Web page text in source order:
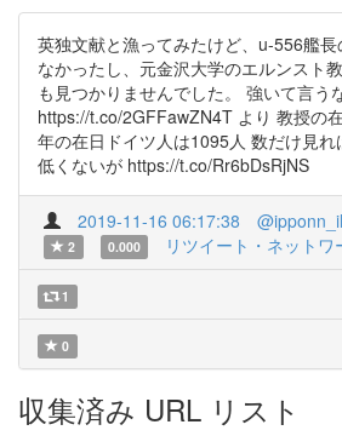
英独文献と漁ってみたけど、u-556艦
なかったし、元金沢大学のエルンスト
も見つかりませんでした。 強いて言う
https://t.co/2GFFawZN4T より 教授の
年の在日ドイツ人は1095人 数だけ見
低くないが https://t.co/Rr6bDsRjNS
2019-11-16 06:17:38
2 0.000 リツイート・ネットワ
1
0
収集済み URL リスト